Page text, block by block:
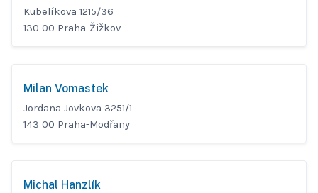
Kubelíkova 1215/36
130 00 Praha-Žižkov
Milan Vomastek
Jordana Jovkova 3251/1
143 00 Praha-Modřany
Michal Hanzlík